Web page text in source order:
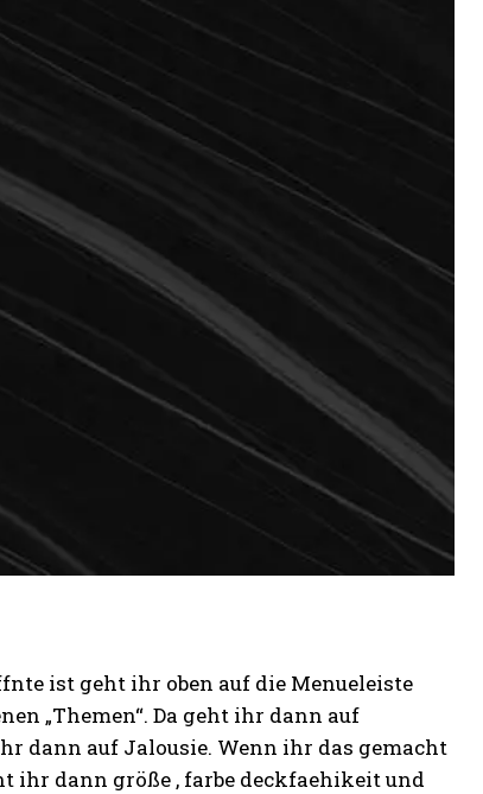
ist geht ihr oben auf die Menueleiste
„Themen“. Da geht ihr dann auf
dann auf Jalousie. Wenn ihr das gemacht
ihr dann größe , farbe deckfaehikeit und